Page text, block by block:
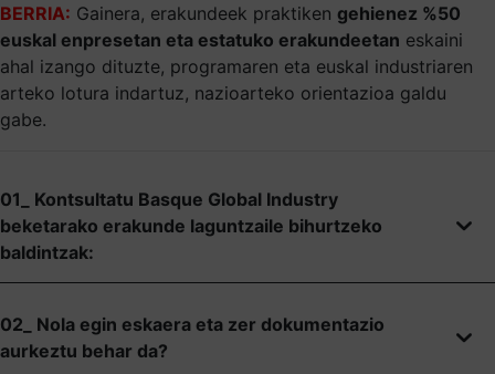
BERRIA: Gainera, erakundeek praktiken gehienez %50
euskal enpresetan eta estatuko erakundeetan eskaini
ahal izango dituzte, programaren eta euskal industriaren
arteko lotura indartuz, nazioarteko orientazioa galdu
gabe.
01_ Kontsultatu Basque Global Industry
beketarako erakunde laguntzaile bihurtzeko
baldintzak:
02_ Nola egin eskaera eta zer dokumentazio
aurkeztu behar da?